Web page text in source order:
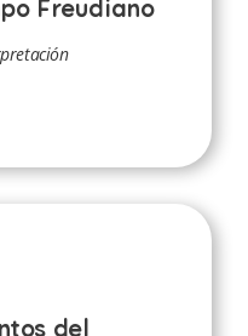
Freudiano
del